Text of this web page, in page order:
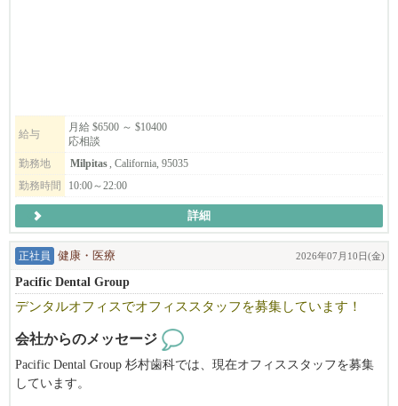
候補者の方のキャリアアップとして、将来的に次のステージを目
指せるような
会社を目指しています。
◆月給レンジ$6500~$10400
＊ポジションによりますが、規定範囲内での残業代込みで
昇給して店舗責任者のGMになれば年収で120k以上+ボーナスに
なります。
◆福利厚生
給与
月給 $6500 ～ $10400
応相談
勤務地
Milpitas, California, 95035
勤務時間
10:00～22:00
詳細
正社員 健康・医療 2026年07月10日(金)
Pacific Dental Group
デンタルオフィスでオフィススタッフを募集しています！
会社からのメッセージ
Pacific Dental Group 杉村歯科では、現在オフィススタッフを募集
しています。